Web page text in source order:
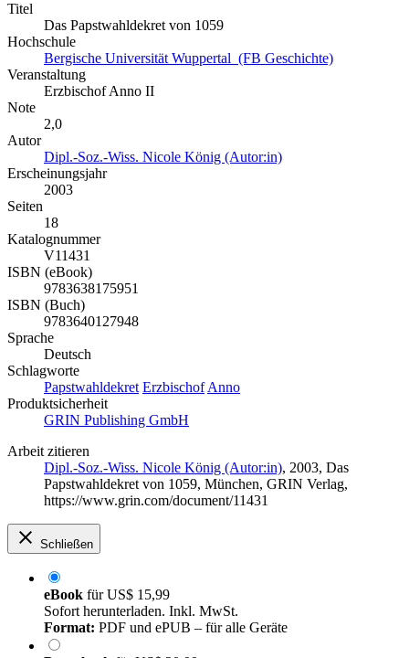
Titel
Das Papstwahldekret von 1059
Hochschule
Bergische Universität Wuppertal (FB Geschichte)
Veranstaltung
Erzbischof Anno II
Note
2,0
Autor
Dipl.-Soz.-Wiss. Nicole König (Autor:in)
Erscheinungsjahr
2003
Seiten
18
Katalognummer
V11431
ISBN (eBook)
9783638175951
ISBN (Buch)
9783640127948
Sprache
Deutsch
Schlagworte
Papstwahldekret Erzbischof Anno
Produktsicherheit
GRIN Publishing GmbH
Arbeit zitieren
Dipl.-Soz.-Wiss. Nicole König (Autor:in), 2003, Das
Papstwahldekret von 1059, München, GRIN Verlag,
https://www.grin.com/document/11431
Schließen
eBook fürUS$ 15,99
Sofort herunterladen. Inkl. MwSt.
Format: PDF und ePUB – für alle Geräte